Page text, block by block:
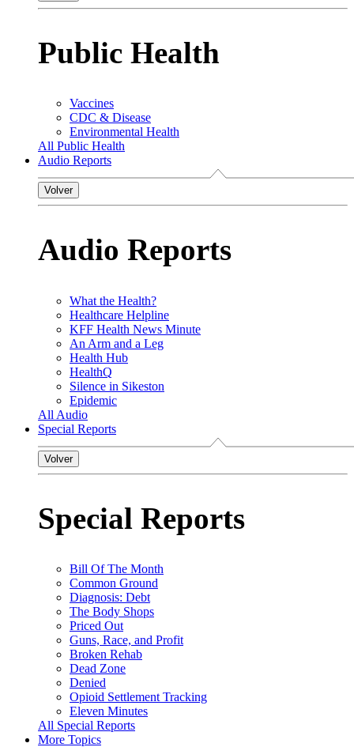
Public Health
Vaccines
CDC & Disease
Environmental Health
All Public Health
Audio Reports
Volver
Audio Reports
What the Health?
Healthcare Helpline
KFF Health News Minute
An Arm and a Leg
Health Hub
HealthQ
Silence in Sikeston
Epidemic
All Audio
Special Reports
Volver
Special Reports
Bill Of The Month
Common Ground
Diagnosis: Debt
The Body Shops
Priced Out
Guns, Race, and Profit
Broken Rehab
Dead Zone
Denied
Opioid Settlement Tracking
Eleven Minutes
All Special Reports
More Topics